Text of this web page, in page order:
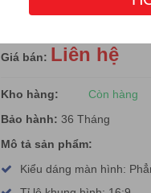
Giá bán: Liên hệ
Kho hàng:
Còn hàng
Bảo hành: 36 Tháng
Mô tả sản phẩm:
Kiểu dáng màn hình: